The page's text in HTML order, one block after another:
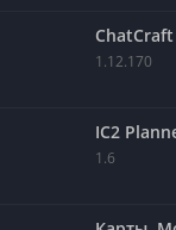
1.12.170
IC2
1.6